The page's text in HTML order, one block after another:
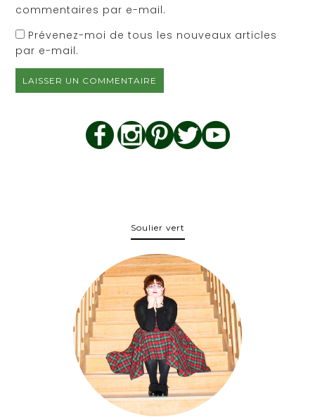
commentaires par e-mail.
Prévenez-moi de tous les nouveaux articles
par e-mail.
Soulier vert